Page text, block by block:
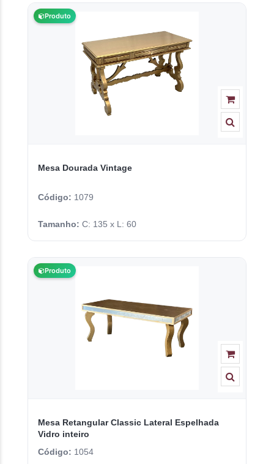
Produto
Mesa Dourada Vintage
Código: 1079
Tamanho: C: 135 x L: 60
Produto
Mesa Retangular Classic Lateral Espelhada
Vidro inteiro
Código: 1054